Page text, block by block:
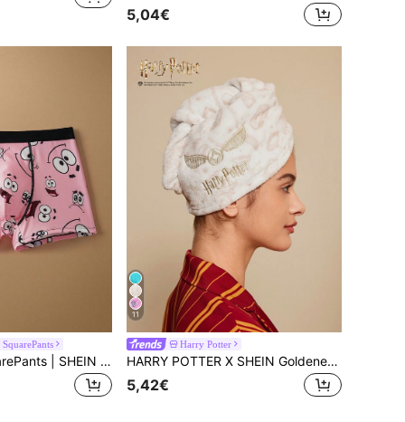
5,04€
SpongeBob SquarePants | SHEIN Herren weiche & bequeme Boxershorts mit Cartoon-Muster
11
Harry Potter
HARRY POTTER X SHEIN Goldener Schnatz bestickter Haartrockner Kappe, Geschenke, für Badezimmer Dekoration Zuhause Sommerbenutzung Haartrockentuch Umhang, Rückkehr zur Schule
5,42€